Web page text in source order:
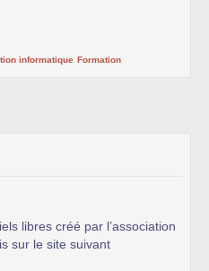
informatique Formation
libres créé par l’association
sur le site suivant